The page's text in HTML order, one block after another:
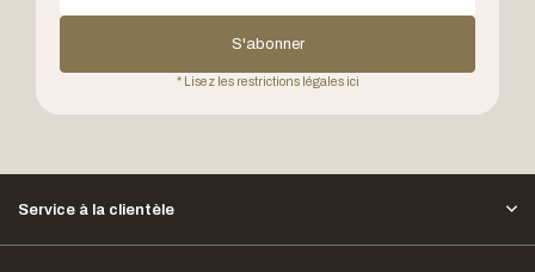
S'abonner
* Lisez les restrictions légales ici
Service à la clientèle